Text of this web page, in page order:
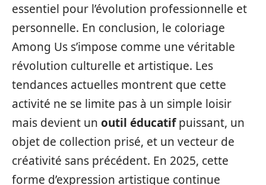
essentiel pour l’évolution professionnelle et
personnelle. En conclusion, le coloriage
Among Us s’impose comme une véritable
révolution culturelle et artistique. Les
tendances actuelles montrent que cette
activité ne se limite pas à un simple loisir
mais devient un outil éducatifpuissant, un
objet de collection prisé, et un vecteur de
créativité sans précédent. En 2025, cette
forme d’expression artistique continue